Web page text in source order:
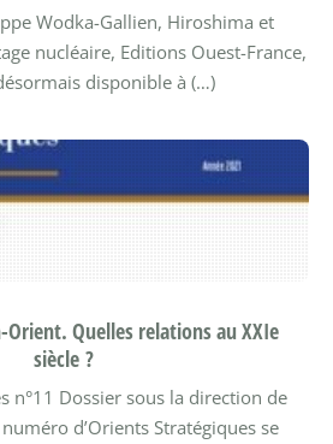
Wodka-Gallien, Hiroshima et
nucléaire, Editions Ouest-France,
disponible à (…)
Orient. Quelles relations au XXIe
siècle ?
n°11 Dossier sous la direction de
numéro d’Orients Stratégiques se